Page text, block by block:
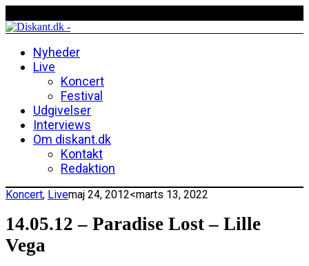
Nyheder
Live
Koncert
Festival
Udgivelser
Interviews
Om diskant.dk
Kontakt
Redaktion
Koncert, Livemaj 24, 2012<marts 13, 2022
14.05.12 – Paradise Lost – Lille
Vega